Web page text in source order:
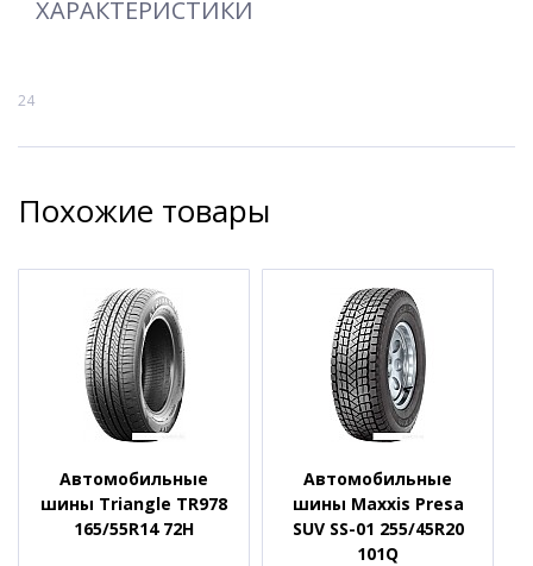
ХАРАКТЕРИСТИКИ
24
Похожие товары
Автомобильные
шины Triangle TR978
165/55R14 72H
Автомобильные
шины Maxxis Presa
SUV SS-01 255/45R20
101Q